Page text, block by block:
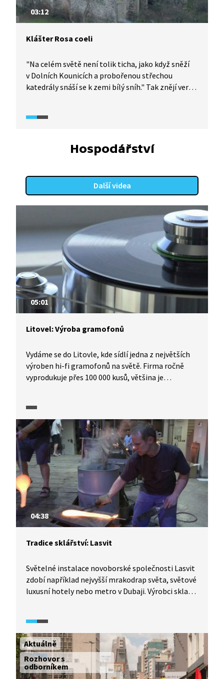
03:12
Klášter Rosa coeli
"Na celém světě není tolik ticha, jako když sněží
v Dolních Kounicích a probořenou střechou
katedrály snáší se k zemi bílý sníh." Tak znějí verše
v Dolních Kounicích. Jedná se o vůbec první ženský
s hercem Josefem Poláškem zjistíme, jaký
význam dříve klášter měl a které události ovlivnily
Hospodářství
Další videa
05:01
Litovel: Výroba gramofonů
Vydáme se do Litovle, kde sídlí jedna z největších
výroben hi-fi gramofonů na světě. Firma ročně
vyprodukuje přes 100 000 kusů, většina je
jsou jeho nejnovější trendy.
04:38
Tradice sklářství: Lasvit
Světelné instalace novoborské společnosti Lasvit
zdobí například nejvyšší mrakodrap světa, světové
luxusní hotely nebo metro v Dubaji. Výrobci skla
z generace na generaci. České sklo a český design
zůstávají unikátním českým vývozním artiklem.
Stejně unikátní je i centrála firmy na Palackého
náměstí v Novém Boru.
Aktuálně
Rozhovor s
odborníkem